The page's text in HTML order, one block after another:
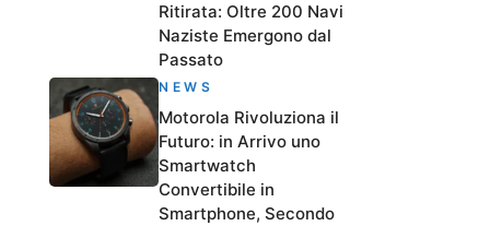
Ritirata: Oltre 200 Navi
Naziste Emergono dal
Passato
NEWS
Motorola Rivoluziona il
Futuro: in Arrivo uno
Smartwatch
Convertibile in
Smartphone, Secondo